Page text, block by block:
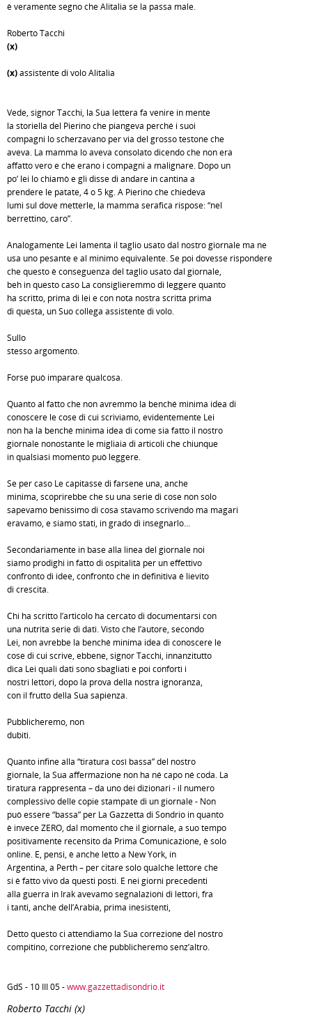
è veramente segno che Alitalia se la passa male.
Roberto Tacchi
(x)
(x)assistente di volo Alitalia
Vede, signor Tacchi, la Sua lettera fa venire in mente
la storiella del Pierino che piangeva perché i suoi
compagni lo scherzavano per via del grosso testone che
aveva. La mamma lo aveva consolato dicendo che non era
affatto vero e che erano i compagni a malignare. Dopo un
po’ lei lo chiamò e gli disse di andare in cantina a
prendere le patate, 4 o 5 kg. A Pierino che chiedeva
lumi sul dove metterle, la mamma serafica rispose: “nel
berrettino, caro”.
Analogamente Lei lamenta il taglio usato dal nostro giornale ma ne
usa uno pesante e al minimo equivalente. Se poi dovesse rispondere
che questo è conseguenza del taglio usato dal giornale,
beh in questo caso La consiglieremmo di leggere quanto
ha scritto, prima di lei e con nota nostra scritta prima
di questa, un Suo collega assistente di volo.
Sullo
stesso argomento.
Forse può imparare qualcosa.
Quanto al fatto che non avremmo la benché minima idea di
conoscere le cose di cui scriviamo, evidentemente Lei
non ha la benché minima idea di come sia fatto il nostro
giornale nonostante le migliaia di articoli che chiunque
in qualsiasi momento può leggere.
Se per caso Le capitasse di farsene una, anche
minima, scoprirebbe che su una serie di cose non solo
sapevamo benissimo di cosa stavamo scrivendo ma magari
eravamo, e siamo stati, in grado di insegnarlo…
Secondariamente in base alla linea del giornale noi
siamo prodighi in fatto di ospitalità per un effettivo
confronto di idee, confronto che in definitiva è lievito
di crescita.
Chi ha scritto l’articolo ha cercato di documentarsi con
una nutrita serie di dati. Visto che l’autore, secondo
Lei, non avrebbe la benché minima idea di conoscere le
cose di cui scrive, ebbene, signor Tacchi, innanzitutto
dica Lei quali dati sono sbagliati e poi conforti i
nostri lettori, dopo la prova della nostra ignoranza,
con il frutto della Sua sapienza.
Pubblicheremo, non
dubiti.
Quanto infine alla “tiratura così bassa” del nostro
giornale, la Sua affermazione non ha né capo né coda. La
tiratura rappresenta – da uno dei dizionari - il numero
complessivo delle copie stampate di un giornale - Non
può essere “bassa” per La Gazzetta di Sondrio in quanto
è invece ZERO, dal momento che il giornale, a suo tempo
positivamente recensito da Prima Comunicazione, è solo
online. E, pensi, è anche letto a New York, in
Argentina, a Perth – per citare solo qualche lettore che
si è fatto vivo da questi posti. E nei giorni precedenti
alla guerra in Irak avevamo segnalazioni di lettori, fra
i tanti, anche dell’Arabia, prima inesistenti,
Detto questo ci attendiamo la Sua correzione del nostro
compitino, correzione che pubblicheremo senz’altro.
GdS - 10 III 05 -www.gazzettadisondrio.it
Roberto Tacchi (x)